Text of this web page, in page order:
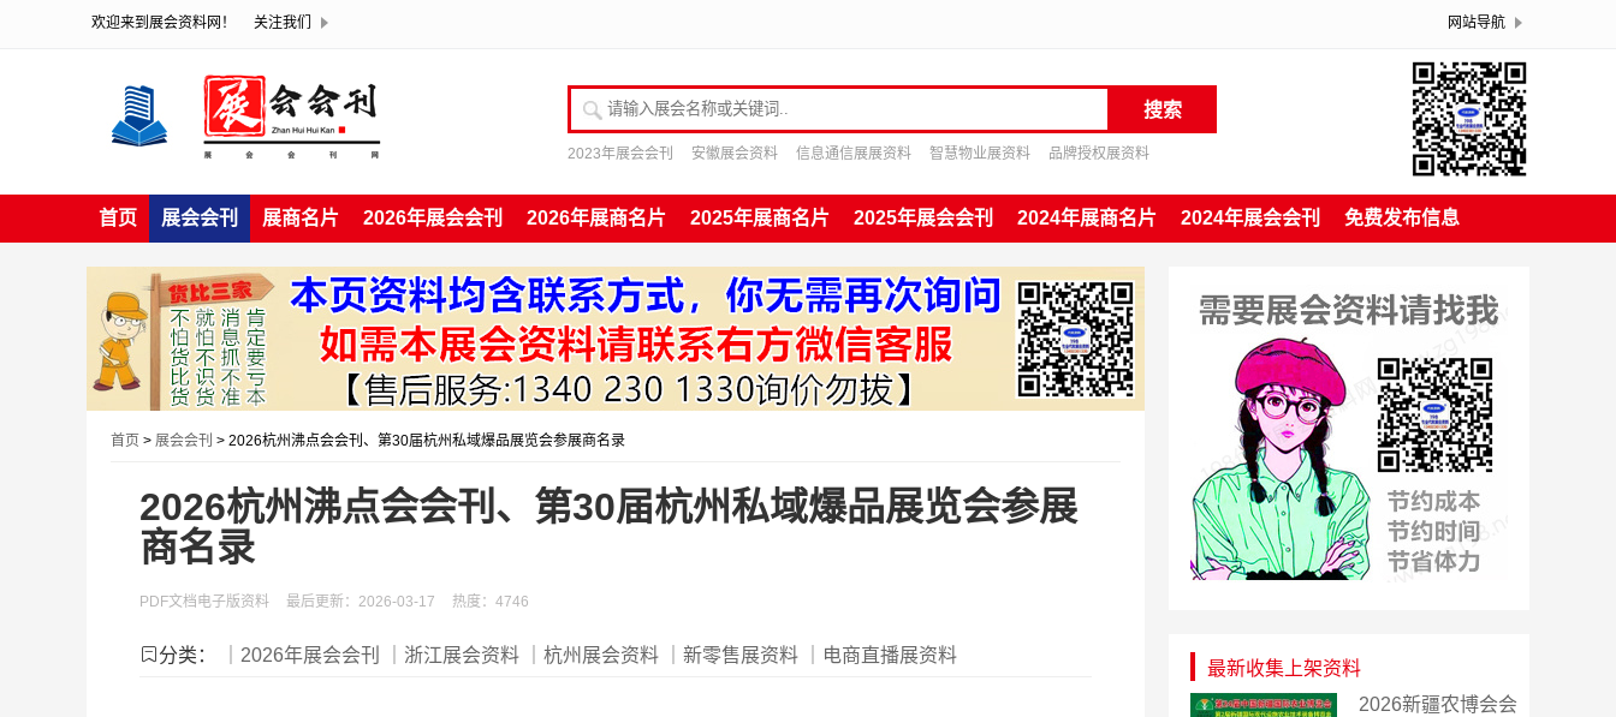
欢迎来到展会资料网！ 关注我们 网站导航
请输入展会名称或关键词 搜索
2023年展会会刊 安徽展会资料 信息通信展展资料 智慧物业展资料 品牌授权展资料
首页 展会会刊 展商名片 2026年展会会刊 2026年展商名片 2025年展商名片 2025年展会会刊 2024年展商名片 2024年展会会刊 免费发布信息
首页 > 展会会刊 > 2026杭州沸点会会刊、第30届杭州私域爆品展览会参展商名录
2026杭州沸点会会刊、第30届杭州私域爆品展览会参展
商名录
PDF文档电子版资料 最后更新：2026-03-17 热度：4746
分类： ｜2026年展会会刊 ｜浙江展会资料 ｜杭州展会资料 ｜新零售展资料 ｜电商直播展资料
最新收集上架资料
​2026新疆农博会会